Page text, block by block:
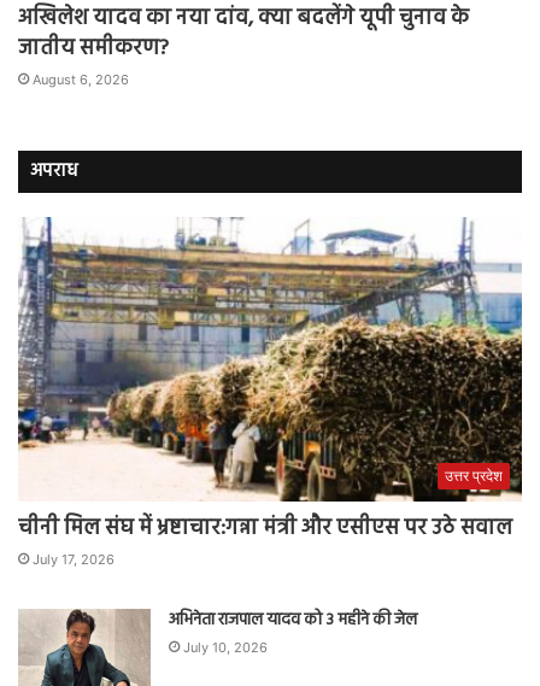
अखिलेश यादव का नया दांव, क्या बदलेंगे यूपी चुनाव के
जातीय समीकरण?
August 6, 2026
अपराध
उत्तर प्रदेश
चीनी मिल संघ में भ्रष्टाचार:गन्ना मंत्री और एसीएस पर उठे सवाल
July 17, 2026
अभिनेता राजपाल यादव को 3 महीने की जेल
July 10, 2026